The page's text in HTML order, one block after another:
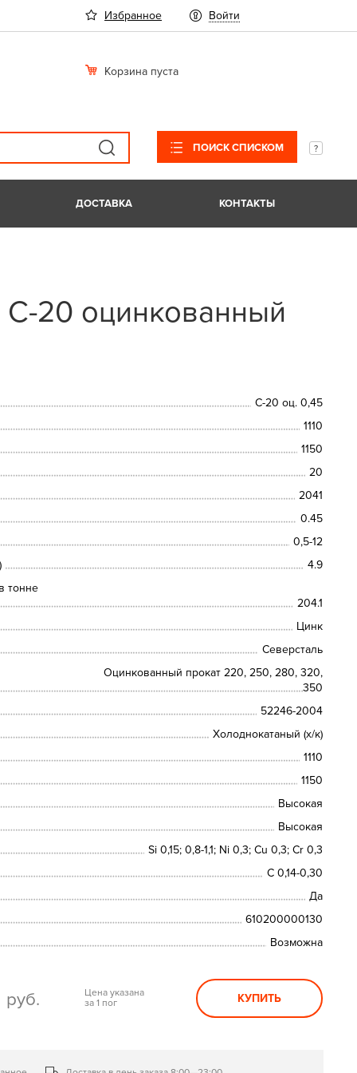
Избранное Войти
Корзина пуста
ПОИСК СПИСКОМ
ДОСТАВКА КОНТАКТЫ
20 оцинкованный
С-20 оц. 0,45
1110
1150
20
2041
0.45
0,5-12
4.9
тонне
204.1
Цинк
Северсталь
Оцинкованный прокат 220, 250, 280, 320,
350
52246-2004
Холоднокатаный (х/к)
1110
1150
Высокая
Высокая
Si 0,15; 0,8-1,1; Ni 0,3; Сu 0,3; Cr 0,3
C 0,14-0,30
Да
610200000130
Возможна
руб.
Цена указана
за 1 пог
КУПИТЬ